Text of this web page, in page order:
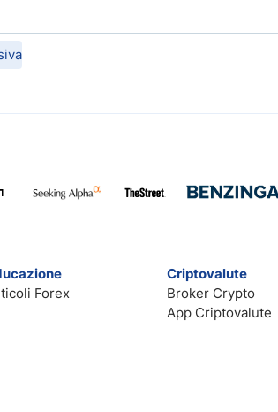
Forex
Criptovalute
Broker Crypto
App Criptovalute